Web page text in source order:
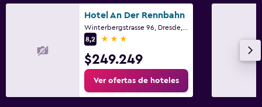
Sistema de entretenimiento
Hotel An Der Rennbahn
8,2
3 estrellas
$249.249
Ver ofertas de hoteles